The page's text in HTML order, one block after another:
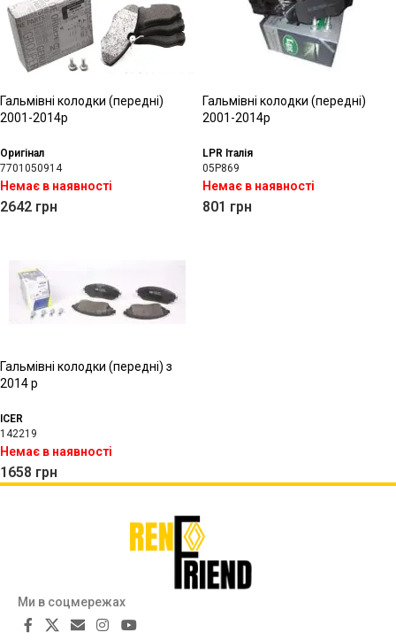
Гальмівні колодки (передні)
2001-2014р
Оригінал
7701050914
Немає в наявності
2642 грн
Гальмівні колодки (передні)
2001-2014р
LPR Італія
05P869
Немає в наявності
801 грн
Гальмівні колодки (передні) з
2014 р
ICER
142219
Немає в наявності
1658 грн
Ми в соцмережах